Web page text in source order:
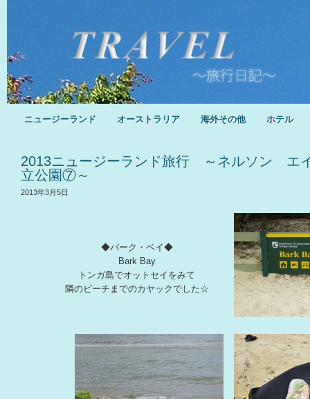
ニュージーランド オーストラリア 海外その他 ホテル
2013ニュージーランド旅行 ～ネルソン エ
立公園⑦～
2013年3月5日
◆バーク・ベイ◆
Bark Bay
トンガ島でオットセイをみて
隣のビーチまでのカヤックでした☆